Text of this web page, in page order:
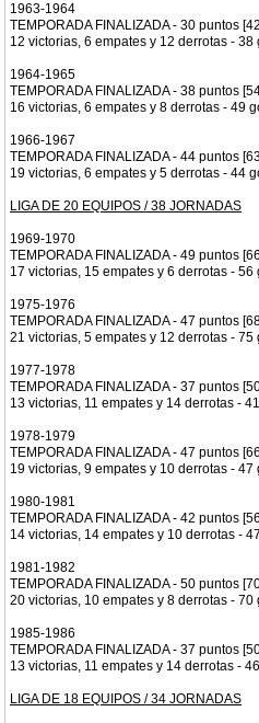
1963-1964
TEMPORADA FINALIZADA - 30 puntos
12 victorias, 6 empates y 12 derrotas -
1964-1965
TEMPORADA FINALIZADA - 38 puntos
16 victorias, 6 empates y 8 derrotas - 49
1966-1967
TEMPORADA FINALIZADA - 44 puntos
19 victorias, 6 empates y 5 derrotas - 44
LIGA DE 20 EQUIPOS / 38 JORNADAS
1969-1970
TEMPORADA FINALIZADA - 49 puntos
17 victorias, 15 empates y 6 derrotas -
1975-1976
TEMPORADA FINALIZADA - 47 puntos
21 victorias, 5 empates y 12 derrotas -
1977-1978
TEMPORADA FINALIZADA - 37 puntos
13 victorias, 11 empates y 14 derrotas -
1978-1979
TEMPORADA FINALIZADA - 47 puntos
19 victorias, 9 empates y 10 derrotas -
1980-1981
TEMPORADA FINALIZADA - 42 puntos
14 victorias, 14 empates y 10 derrotas -
1981-1982
TEMPORADA FINALIZADA - 50 puntos
20 victorias, 10 empates y 8 derrotas -
1985-1986
TEMPORADA FINALIZADA - 37 puntos
13 victorias, 11 empates y 14 derrotas -
LIGA DE 18 EQUIPOS / 34 JORNADAS